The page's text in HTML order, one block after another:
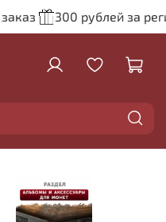
300 рублей за